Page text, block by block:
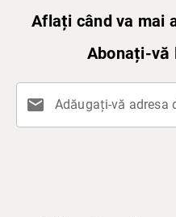
Aflați când va mai
Abonați-vă
mail Adăugați-vă adresa